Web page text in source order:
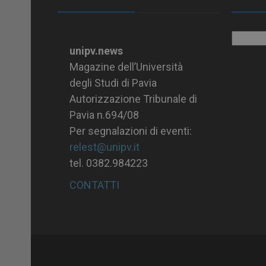
unipv.news
Magazine dell’Università
degli Studi di Pavia
Autorizzazione Tribunale di
Pavia n.694/08
Per segnalazioni di eventi:
relest@unipv.it
tel. 0382.984223
CONTATTI